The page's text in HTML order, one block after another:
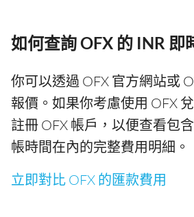
如何查詢 OFX 的 INR 即
你可以透過 OFX 官方網站或
報價。如果你考慮使用 OFX
註冊 OFX 帳戶，以便查看包
帳時間在內的完整費用明細。
立即對比 OFX 的匯款費用